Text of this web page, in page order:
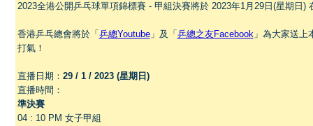
2023全港公開乒乓球單項錦標賽 - 甲組決賽將於 2023年1月29日(星期日)
香港乒乓總會將於「 乒總Youtube」及「 乒總之友Facebook」為大家送上
打氣！
直播日期： 29 / 1 / 2023 (星期日)
直播時間：
準決賽
04 : 10 PM 女子甲組